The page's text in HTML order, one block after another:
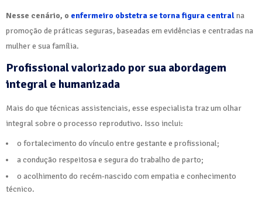
Nesse cenário, o enfermeiro obstetra se torna figura centralna
promoção de práticas seguras, baseadas em evidências e centradas na
mulher e sua família.
Profissional valorizado por sua abordagem
integral e humanizada
Mais do que técnicas assistenciais, esse especialista traz um olhar
integral sobre o processo reprodutivo. Isso inclui:
o fortalecimento do vínculo entre gestante e profissional;
a condução respeitosa e segura do trabalho de parto;
o acolhimento do recém-nascido com empatia e conhecimento
técnico.